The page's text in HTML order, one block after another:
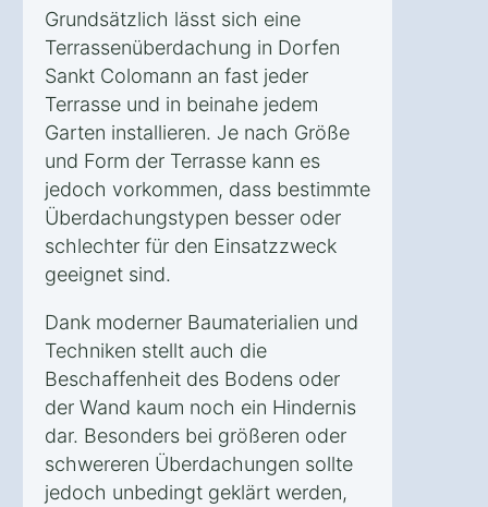
Grundsätzlich lässt sich eine
Terrassenüberdachung in Dorfen
Sankt Colomann an fast jeder
Terrasse und in beinahe jedem
Garten installieren. Je nach Größe
und Form der Terrasse kann es
jedoch vorkommen, dass bestimmte
Überdachungstypen besser oder
schlechter für den Einsatzzweck
geeignet sind.
Dank moderner Baumaterialien und
Techniken stellt auch die
Beschaffenheit des Bodens oder
der Wand kaum noch ein Hindernis
dar. Besonders bei größeren oder
schwereren Überdachungen sollte
jedoch unbedingt geklärt werden,